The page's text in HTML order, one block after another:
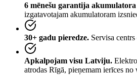
6 mēnešu garantija
izgatavotajam akumulatoram
30+ gadu pieredze. Servisa
Apkalpojam visu Latviju.
atrodas Rīgā, pieņemam ierīces no